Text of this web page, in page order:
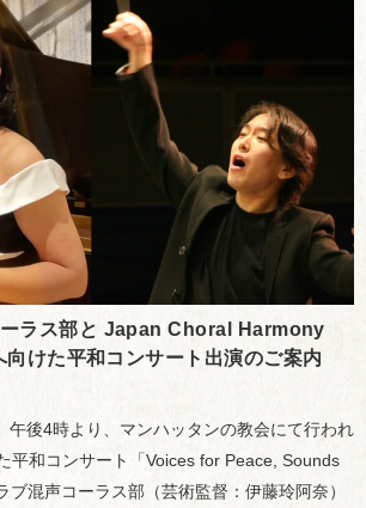
ーラス部と Japan Choral Harmony
けた平和コンサート出演のご案内
午後4時より、マンハッタンの教会にて行われ
平和コンサート「Voices for Peace, Sounds
ブ混声コーラス部（芸術監督：伊藤玲阿奈）